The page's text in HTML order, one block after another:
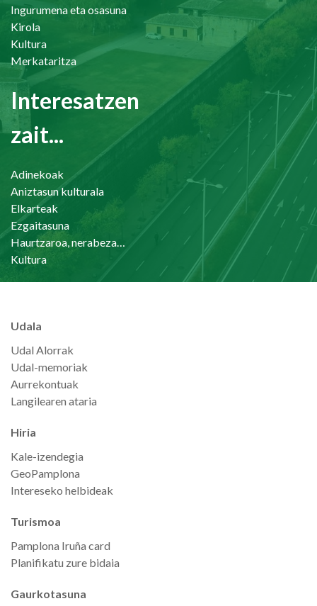
Ingurumena eta osasuna
Kirola
Kultura
Merkataritza
Interesatzen
zait...
Adinekoak
Aniztasun kulturala
Elkarteak
Ezgaitasuna
Haurtzaroa, nerabezaroa eta familia
Kultura
Udala
Udal Alorrak
Udal-memoriak
Aurrekontuak
Langilearen ataria
Hiria
Kale-izendegia
GeoPamplona
Intereseko helbideak
Turismoa
Pamplona Iruña card
Planifikatu zure bidaia
Gaurkotasuna